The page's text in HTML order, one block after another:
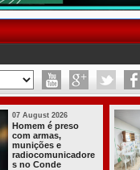
03 August 2026
Secretaria de
Agricultura de
Itabaiana recebeu
da Sedap-PB cerca
de 30 mil alevinos